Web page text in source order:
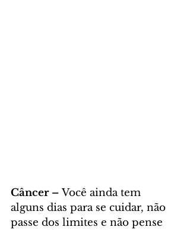
Câncer – Você ainda tem
alguns dias para se cuidar, não
passe dos limites e não pense